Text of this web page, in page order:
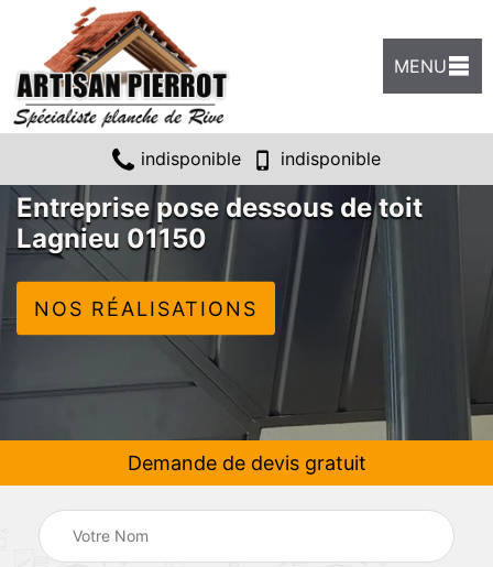
MENU
indisponible indisponible
Entreprise pose dessous de toit
Lagnieu 01150
NOS RÉALISATIONS
Demande de devis gratuit